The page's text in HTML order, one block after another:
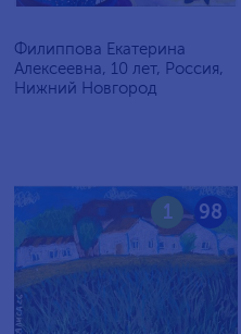
Филиппова Екатерина
Алексеевна, 10 лет, Россия,
Нижний Новгород
98
1